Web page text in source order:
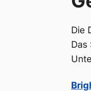
Die
Das